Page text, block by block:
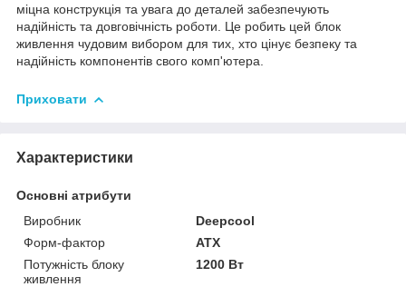
міцна конструкція та увага до деталей забезпечують
надійність та довговічність роботи. Це робить цей блок
живлення чудовим вибором для тих, хто цінує безпеку та
надійність компонентів свого комп'ютера.
Приховати
Характеристики
Основні атрибути
Виробник
Deepcool
Форм-фактор
ATX
Потужність блоку
живлення
1200 Вт